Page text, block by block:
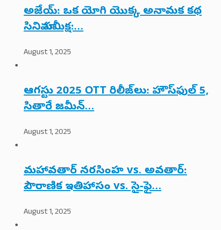
అజేయ్: ఒక యోగి యొక్క అనామక కథ
సినిమా సమీక్ష:…
August 1, 2025
ఆగస్టు 2025 OTT రిలీజ్‌లు: హౌస్‌ఫుల్ 5,
సితారే జమీన్…
August 1, 2025
మహావతార్ నరసింహ vs. అవతార్:
పౌరాణిక ఇతిహాసం vs. సై-ఫై…
August 1, 2025